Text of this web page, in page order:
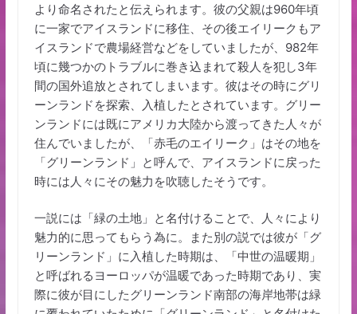
より命名されたと伝えられます。彼の父親は960年頃
に一家でアイスランドに移住、その後エイリークもア
イスランドで農場経営などをしていましたが、982年
頃に幾つかのトラブルに巻き込まれて殺人を犯し3年
間の国外追放とされてしまいます。彼はその時にグリ
ーンランドを探索、入植したとされています。グリー
ンランドには既にアメリカ大陸から渡ってきた人々が
住んでいましたが、「赤毛のエイリーク」はその地を
「グリーンランド」と呼んで、アイスランドに戻った
時には人々にその魅力を吹聴したそうです。
一説には「緑の土地」と名付けることで、人々により
魅力的に思ってもらう為に。また別の説では彼が「グ
リーンランド」に入植した時期は、「中世の温暖期」
と呼ばれるヨーロッパが温暖であった時期であり、実
際に彼が目にしたグリーンランド南部の海岸地帯は緑